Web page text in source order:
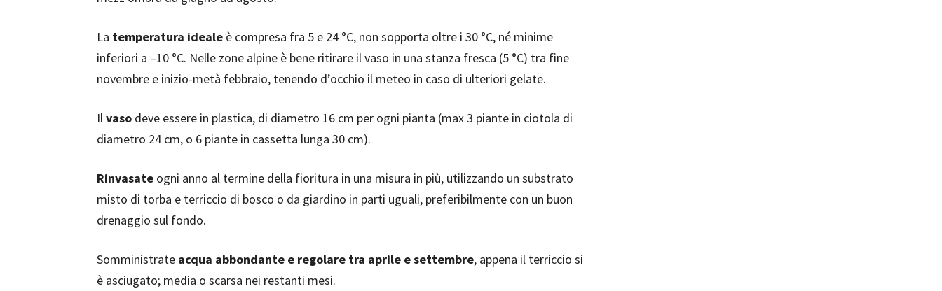
La temperatura ideale è compresa fra 5 e 24 °C, non sopporta oltre i 30 °C, né minime
inferiori a –10 °C. Nelle zone alpine è bene ritirare il vaso in una stanza fresca (5 °C) tra fine
novembre e inizio-metà febbraio, tenendo d’occhio il meteo in caso di ulteriori gelate.
Ilvaso deve essere in plastica, di diametro 16 cm per ogni pianta (max 3 piante in ciotola di
diametro 24 cm, o 6 piante in cassetta lunga 30 cm).
Rinvasate ogni anno al termine della fioritura in una misura in più, utilizzando un substrato
misto di torba e terriccio di bosco o da giardino in parti uguali, preferibilmente con un buon
drenaggio sul fondo.
Somministrate acqua abbondante e regolare tra aprile e settembre, appena il terriccio si
è asciugato; media o scarsa nei restanti mesi.